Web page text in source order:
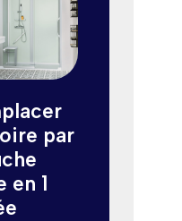
par
en 1